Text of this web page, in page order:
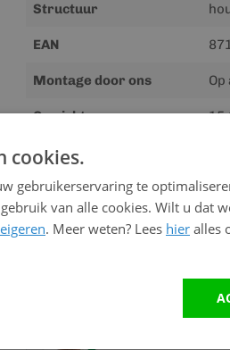
Structuur
EAN
Montage door ons
Gewicht
Downloads
informatie
Handleiding
Advies nodig?
Neem contact op
cookies.
gebruikerservaring te
van alle cookies. Wilt u dat
. Meer weten? Lees hier alles